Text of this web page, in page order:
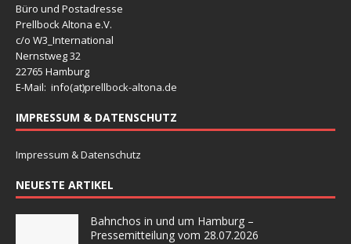
Büro und Postadresse
Prellbock Altona e.V.
c/o W3_International
Nernstweg 32
22765 Hamburg
E-Mail: info(at)prellbock-altona.de
IMPRESSUM & DATENSCHUTZ
Impressum & Datenschutz
NEUESTE ARTIKEL
Bahnchos in und um Hamburg –
Pressemitteilung vom 28.07.2026